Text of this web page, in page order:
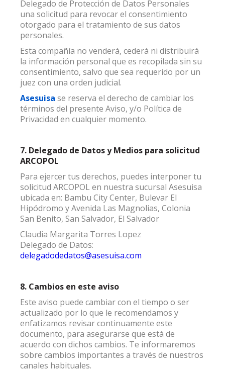
Delegado de Protección de Datos Personales
una solicitud para revocar el consentimiento
otorgado para el tratamiento de sus datos
personales.
Esta compañía no venderá, cederá ni distribuirá
la información personal que es recopilada sin su
consentimiento, salvo que sea requerido por un
juez con una orden judicial.
Asesuisa se reserva el derecho de cambiar los
términos del presente Aviso, y/o Política de
Privacidad en cualquier momento.
7. Delegado de Datos y Medios para solicitud
ARCOPOL
Para ejercer tus derechos, puedes interponer tu
solicitud ARCOPOL en nuestra sucursal Asesuisa
ubicada en: Bambu City Center, Bulevar El
Hipódromo y Avenida Las Magnolias, Colonia
San Benito, San Salvador, El Salvador
Claudia Margarita Torres Lopez
Delegado de Datos:
delegadodedatos@asesuisa.com
8. Cambios en este aviso
Este aviso puede cambiar con el tiempo o ser
actualizado por lo que le recomendamos y
enfatizamos revisar continuamente este
documento, para asegurarse que está de
acuerdo con dichos cambios. Te informaremos
sobre cambios importantes a través de nuestros
canales habituales.